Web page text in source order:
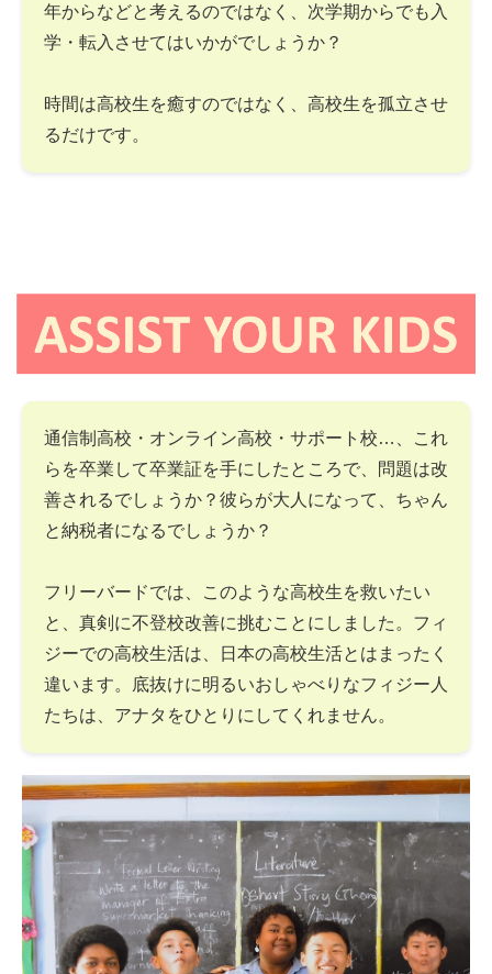
年からなどと考えるのではなく、次学期からでも入
学・転入させてはいかがでしょうか？
時間は高校生を癒すのではなく、高校生を孤立させ
るだけです。
通信制高校・オンライン高校・サポート校…、これ
らを卒業して卒業証を手にしたところで、問題は改
善されるでしょうか？彼らが大人になって、ちゃん
と納税者になるでしょうか？
フリーバードでは、このような高校生を救いたい
と、真剣に不登校改善に挑むことにしました。フィ
ジーでの高校生活は、日本の高校生活とはまったく
違います。底抜けに明るいおしゃべりなフィジー人
たちは、アナタをひとりにしてくれません。